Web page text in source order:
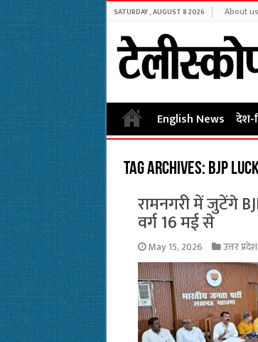
SATURDAY , AUGUST 8 2026 About us
English News देश-
Tag Archives: BJP
रामनगरी में जुटेंगे
वर्ग 16 मई से
May 15, 2026 उत्तर प्रदेश,